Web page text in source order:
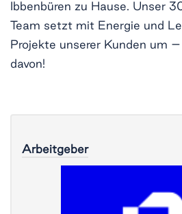
Ibbenbüren zu Hause. Unser
Team setzt mit Energie und
Projekte unserer Kunden um
davon!
Arbeitgeber